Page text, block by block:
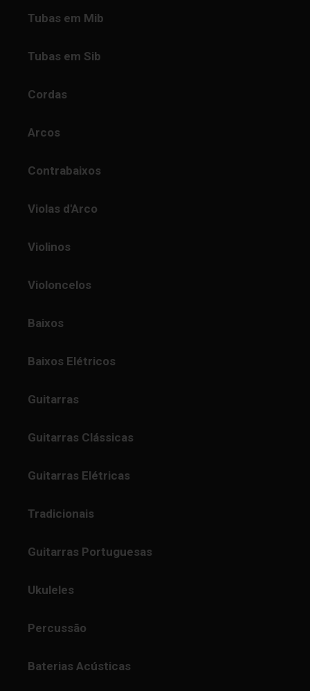
Tubas em Mib
Tubas em Sib
Cordas
Arcos
Contrabaixos
Violas d'Arco
Violinos
Violoncelos
Baixos
Baixos Elétricos
Guitarras
Guitarras Clássicas
Guitarras Elétricas
Tradicionais
Guitarras Portuguesas
Ukuleles
Percussão
Baterias Acústicas